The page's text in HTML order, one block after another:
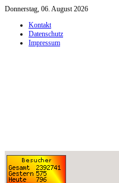
Donnerstag, 06. August 2026
Kontakt
Datenschutz
Impressum